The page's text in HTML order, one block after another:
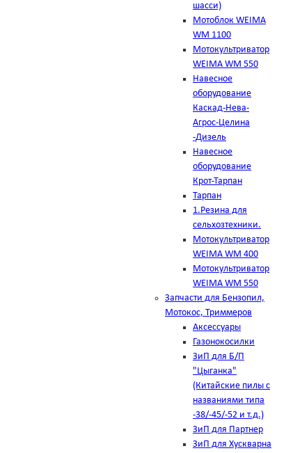
шасси)
Мотоблок WEIMA
WM 1100
Мотокультриватор
WEIMA WM 550
Навесное
оборудование
Каскад-Нева-
Агрос-Целина
-Дизель
Навесное
оборудование
Крот-Тарпан
Тарпан
1.Резина для
сельхозтехники.
Мотокультриватор
WEIMA WM 400
Мотокультриватор
WEIMA WM 550
Запчасти для Бензопил,
Мотокос, Триммеров
Аксессуары
Газонокосилки
ЗиП для Б/П
"Цыганка"
(Китайские пилы с
названиями типа
-38/-45/-52 и т.д.)
ЗиП для Партнер
ЗиП для Хускварна